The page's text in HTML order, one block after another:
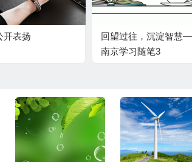
开表扬
回望过往，沉淀智慧
南京学习随笔3